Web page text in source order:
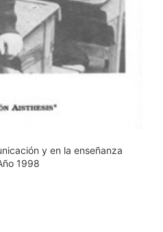
y en la enseñanza
1998